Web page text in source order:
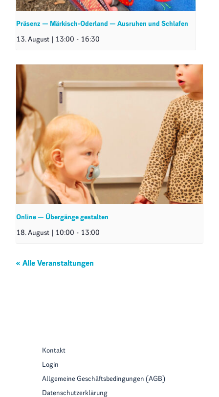
Präsenz — Märkisch-Oderland — Ausruhen und Schlafen
13. August | 13:00 - 16:30
Online — Übergänge gestalten
18. August | 10:00 - 13:00
« Alle Veranstaltungen
Kontakt
Login
Allgemeine Geschäftsbedingungen (AGB)
Datenschutzerklärung